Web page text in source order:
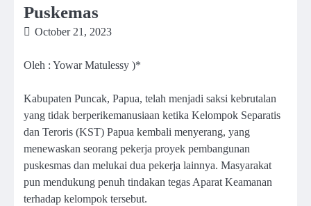
Puskemas
October 21, 2023
Oleh : Yowar Matulessy )*
Kabupaten Puncak, Papua, telah menjadi saksi kebrutalan
yang tidak berperikemanusiaan ketika Kelompok Separatis
dan Teroris (KST) Papua kembali menyerang, yang
menewaskan seorang pekerja proyek pembangunan
puskesmas dan melukai dua pekerja lainnya. Masyarakat
pun mendukung penuh tindakan tegas Aparat Keamanan
terhadap kelompok tersebut.